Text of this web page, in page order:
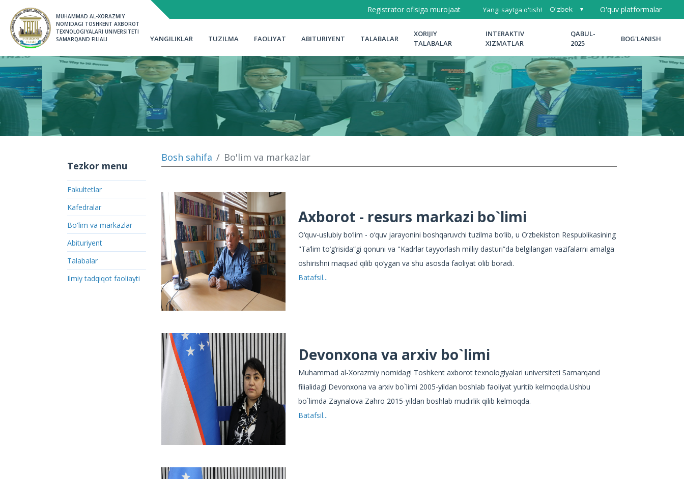
MUHAMMAD AL-XORAZMIY
NOMIDAGI TOSHKENT AXBOROT
TEXNOLOGIYALARI UNIVERSITETI
SAMARQAND FILIALI
Registrator ofisiga murojaat Yangi saytga o'tish! O'zbek O'quv platformalar
YANGILIKLAR TUZILMA FAOLIYAT ABITURIYENT
Eslatma
Qabul nizomi
Qabul kvotasi
Qabul komissiya
Eslatma
Qabul nizomi
Qabul kvotasi.
TALABALAR
Yo`riqnoma
Bitiruvchilar ma'lumoti
O`zlashtirish
Talabalar turar joyiga my.gov.uz
tizimi orqali ariza berish
Talabalar turar joylari
ariza yuborish
Dars jadval
O`zlashtirish
Iqtidorli talabalari
Talabalar turar joylari
XORIJIY
TALABALAR
INTERAKTIV
XIZMATLAR
QABUL-
2025
BOG'LANISH
Tezkor menu
Fakultetlar
Kafedralar
Bo'lim va markazlar
Abituriyent
Talabalar
Ilmiy tadqiqot faoliayti
Bosh sahifa Bo'lim va markazlar
Axborot - resurs markazi bo`limi
O‘quv-uslubiy bo’lim - o‘quv jarayonini boshqaruvchi tuzilma bo‘lib, u O‘zbekiston Respublikasining
"Ta’lim to‘g‘risida”gi qonuni va "Kadrlar tayyorlash milliy dasturi”da belgilangan vazifalarni amalga
oshirishni maqsad qilib qo‘ygan va shu asosda faoliyat olib boradi.
Batafsil...
Devonxona va arxiv bo`limi
Muhammad al-Xorazmiy nomidagi Toshkent axborot texnologiyalari universiteti Samarqand
filialidagi Devonxona va arxiv bo`limi 2005-yildan boshlab faoliyat yuritib kelmoqda.Ushbu
bo`limda Zaynalova Zahro 2015-yildan boshlab mudirlik qilib kelmoqda.
Batafsil...